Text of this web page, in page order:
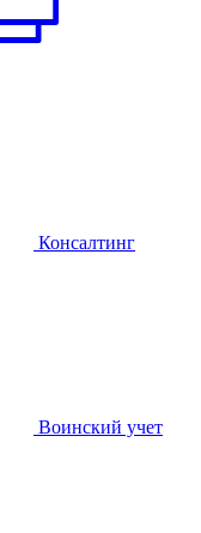
Консалтинг
Воинский учет